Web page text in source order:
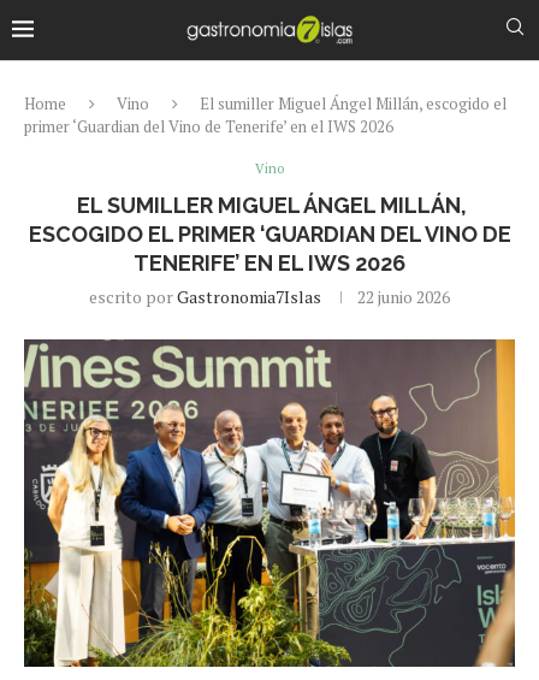
Home Vino
El sumiller Miguel Ángel Millán, escogido el
primer ‘Guardian del Vino de Tenerife’ en el IWS 2026
Vino
EL SUMILLER MIGUEL ÁNGEL MILLÁN,
ESCOGIDO EL PRIMER ‘GUARDIAN DEL VINO DE
TENERIFE’ EN EL IWS 2026
escrito porGastronomia7Islas 22 junio 2026